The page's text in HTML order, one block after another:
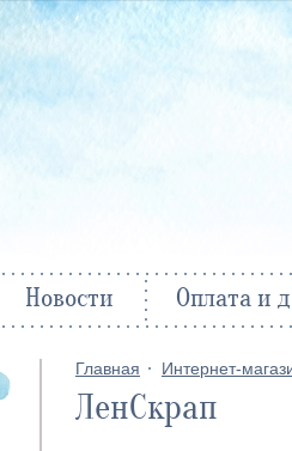
Новости Оплата и
Главная Интернет-
ЛенСкрап